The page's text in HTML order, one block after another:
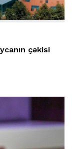
çəkisi